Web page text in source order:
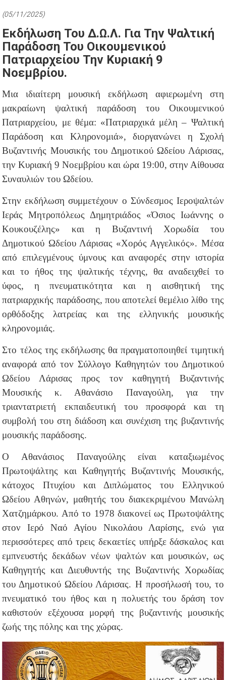
(05/11/2025)
Εκδήλωση Του Δ.Ω.Λ. Για Την Ψαλτική
Παράδοση Του Οικουμενικού
Πατριαρχείου Την Κυριακή 9
Νοεμβρίου.
Μια ιδιαίτερη μουσική εκδήλωση αφιερωμένη στη
μακραίωνη ψαλτική παράδοση του Οικουμενικού
Πατριαρχείου, με θέμα: «Πατριαρχικά μέλη – Ψαλτική
Παράδοση και Κληρονομιά», διοργανώνει η Σχολή
Βυζαντινής Μουσικής του Δημοτικού Ωδείου Λάρισας,
την Κυριακή 9 Νοεμβρίου και ώρα 19:00, στην Αίθουσα
Συναυλιών του Ωδείου.
Στην εκδήλωση συμμετέχουν ο Σύνδεσμος Ιεροψαλτών
Ιεράς Μητροπόλεως Δημητριάδος «Όσιος Ιωάννης ο
Κουκουζέλης» και η Βυζαντινή Χορωδία του
Δημοτικού Ωδείου Λάρισας «Χορός Αγγελικός». Μέσα
από επιλεγμένους ύμνους και αναφορές στην ιστορία
και το ήθος της ψαλτικής τέχνης, θα αναδειχθεί το
ύφος, η πνευματικότητα και η αισθητική της
πατριαρχικής παράδοσης, που αποτελεί θεμέλιο λίθο της
ορθόδοξης λατρείας και της ελληνικής μουσικής
κληρονομιάς.
Στο τέλος της εκδήλωσης θα πραγματοποιηθεί τιμητική
αναφορά από τον Σύλλογο Καθηγητών του Δημοτικού
Ωδείου Λάρισας προς τον καθηγητή Βυζαντινής
Μουσικής κ. Αθανάσιο Παναγούλη, για την
τριαντατριετή εκπαιδευτική του προσφορά και τη
συμβολή του στη διάδοση και συνέχιση της βυζαντινής
μουσικής παράδοσης.
Ο Αθανάσιος Παναγούλης είναι καταξιωμένος
Πρωτοψάλτης και Καθηγητής Βυζαντινής Μουσικής,
κάτοχος Πτυχίου και Διπλώματος του Ελληνικού
Ωδείου Αθηνών, μαθητής του διακεκριμένου Μανώλη
Χατζημάρκου. Από το 1978 διακονεί ως Πρωτοψάλτης
στον Ιερό Ναό Αγίου Νικολάου Λαρίσης, ενώ για
περισσότερες από τρεις δεκαετίες υπήρξε δάσκαλος και
εμπνευστής δεκάδων νέων ψαλτών και μουσικών, ως
Καθηγητής και Διευθυντής της Βυζαντινής Χορωδίας
του Δημοτικού Ωδείου Λάρισας. Η προσήλωσή του, το
πνευματικό του ήθος και η πολυετής του δράση τον
καθιστούν εξέχουσα μορφή της βυζαντινής μουσικής
ζωής της πόλης και της χώρας.